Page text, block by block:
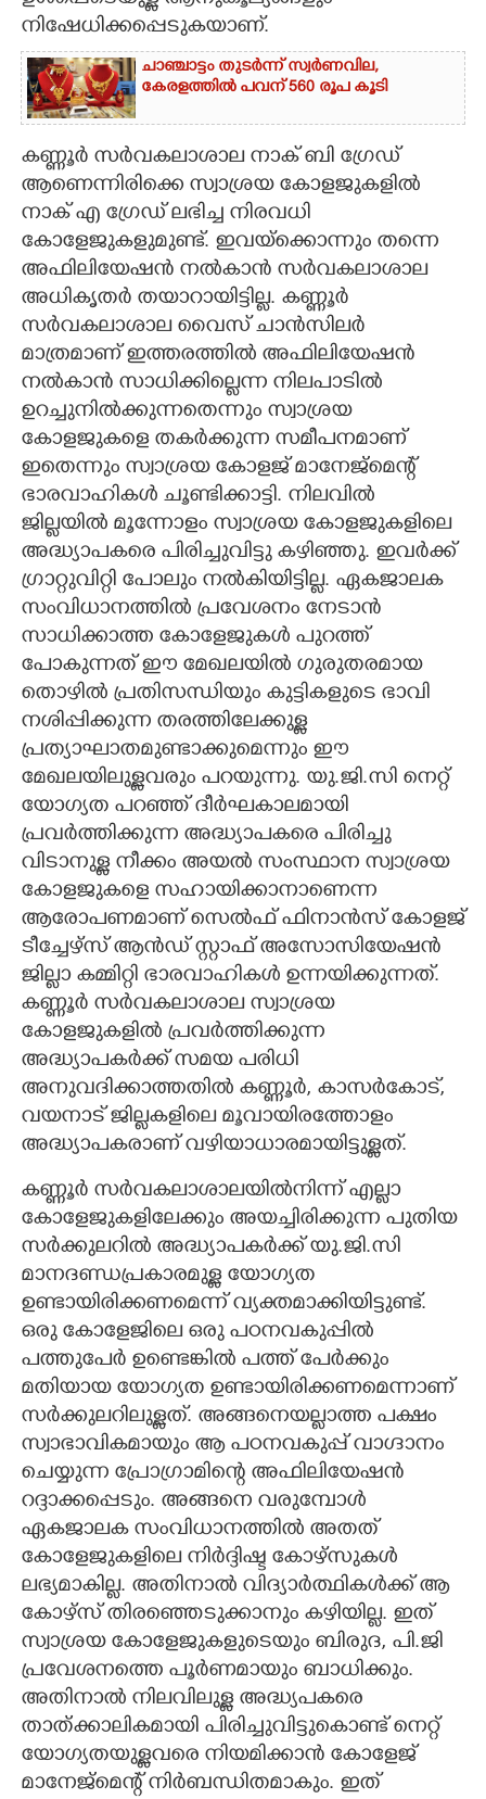
നിഷേധിക്കപ്പെടുകയാണ്.
ചാഞ്ചാട്ടം തുടർന്ന് സ്വർണവില,
കേരളത്തിൽ പവന് 560 രൂപ കൂടി
കണ്ണൂർ സർവകലാശാല നാക് ബി ഗ്രേഡ്
ആണെന്നിരിക്കെ സ്വാശ്രയ കോളജുകളിൽ
നാക് എ ഗ്രേഡ് ലഭിച്ച നിരവധി
കോളേജുകളുമുണ്ട്. ഇവയ്ക്കൊന്നും തന്നെ
അഫിലിയേഷൻ നൽകാൻ സർവകലാശാല
അധികൃതർ തയാറായിട്ടില്ല. കണ്ണൂർ
സർവകലാശാല വൈസ് ചാൻസിലർ
മാത്രമാണ് ഇത്തരത്തിൽ അഫിലിയേഷൻ
നൽകാൻ സാധിക്കില്ലെന്ന നിലപാടിൽ
ഉറച്ചുനിൽക്കുന്നതെന്നും സ്വാശ്രയ
കോളജുകളെ തകർക്കുന്ന സമീപനമാണ്
ഇതെന്നും സ്വാശ്രയ കോളജ് മാനേജ്മെന്റ്
ഭാരവാഹികൾ ചൂണ്ടിക്കാട്ടി. നിലവിൽ
ജില്ലയിൽ മൂന്നോളം സ്വാശ്രയ കോളജുകളിലെ
അദ്ധ്യാപകരെ പിരിച്ചുവിട്ടു കഴിഞ്ഞു. ഇവർക്ക്
ഗ്രാറ്റുവിറ്റി പോലും നൽകിയിട്ടില്ല. ഏകജാലക
സംവിധാനത്തിൽ പ്രവേശനം നേടാൻ
സാധിക്കാത്ത കോളേജുകൾ പുറത്ത്
പോകുന്നത് ഈ മേഖലയിൽ ഗുരുതരമായ
തൊഴിൽ പ്രതിസന്ധിയും കുട്ടികളുടെ ഭാവി
നശിപ്പിക്കുന്ന തരത്തിലേക്കുള്ള
പ്രത്യാഘാതമുണ്ടാക്കുമെന്നും ഈ
മേഖലയിലുള്ളവരും പറയുന്നു. യു.ജി.സി നെറ്റ്
യോഗ്യത പറഞ്ഞ് ദീർഘകാലമായി
പ്രവർത്തിക്കുന്ന അദ്ധ്യാപകരെ പിരിച്ചു
വിടാനുള്ള നീക്കം അയൽ സംസ്ഥാന സ്വാശ്രയ
കോളജുകളെ സഹായിക്കാനാണെന്ന
ആരോപണമാണ് സെൽഫ് ഫിനാൻസ് കോളജ്
ടീച്ചേഴ്സ് ആൻഡ് സ്റ്റാഫ് അസോസിയേഷൻ
ജില്ലാ കമ്മിറ്റി ഭാരവാഹികൾ ഉന്നയിക്കുന്നത്.
കണ്ണൂർ സർവകലാശാല സ്വാശ്രയ
കോളജുകളിൽ പ്രവർത്തിക്കുന്ന
അദ്ധ്യാപകർക്ക് സമയ പരിധി
അനുവദിക്കാത്തതിൽ കണ്ണൂർ, കാസർകോട്,
വയനാട് ജില്ലകളിലെ മൂവായിരത്തോളം
അദ്ധ്യാപകരാണ് വഴിയാധാരമായിട്ടുള്ളത്.
കണ്ണൂർ സർവകലാശാലയിൽനിന്ന് എല്ലാ
കോളേജുകളിലേക്കും അയച്ചിരിക്കുന്ന പുതിയ
സർക്കുലറിൽ അദ്ധ്യാപകർക്ക് യു.ജി.സി
മാനദണ്ഡപ്രകാരമുള്ള യോഗ്യത
ഉണ്ടായിരിക്കണമെന്ന് വ്യക്തമാക്കിയിട്ടുണ്ട്.
ഒരു കോളേജിലെ ഒരു പഠനവകുപ്പിൽ
പത്തുപേർ ഉണ്ടെങ്കിൽ പത്ത് പേർക്കും
മതിയായ യോഗ്യത ഉണ്ടായിരിക്കണമെന്നാണ്
സർക്കുലറിലുള്ളത്. അങ്ങനെയല്ലാത്ത പക്ഷം
സ്വാഭാവികമായും ആ പഠനവകുപ്പ് വാഗ്ദാനം
ചെയ്യുന്ന പ്രോഗ്രാമിന്റെ അഫിലിയേഷൻ
റദ്ദാക്കപ്പെടും. അങ്ങനെ വരുമ്പോൾ
ഏകജാലക സംവിധാനത്തിൽ അതത്
കോളേജുകളിലെ നിർദ്ദിഷ്ട കോഴ്സുകൾ
ലഭ്യമാകില്ല. അതിനാൽ വിദ്യാർത്ഥികൾക്ക് ആ
കോഴ്സ് തിരഞ്ഞെടുക്കാനും കഴിയില്ല. ഇത്
സ്വാശ്രയ കോളേജുകളുടെയും ബിരുദ, പി.ജി
പ്രവേശനത്തെ പൂർണമായും ബാധിക്കും.
അതിനാൽ നിലവിലുള്ള അദ്ധ്യപകരെ
താത്ക്കാലികമായി പിരിച്ചുവിട്ടുകൊണ്ട് നെറ്റ്
യോഗ്യതയുള്ളവരെ നിയമിക്കാൻ കോളേജ്
മാനേജ്മെന്റ് നിർബന്ധിതമാകും. ഇത്